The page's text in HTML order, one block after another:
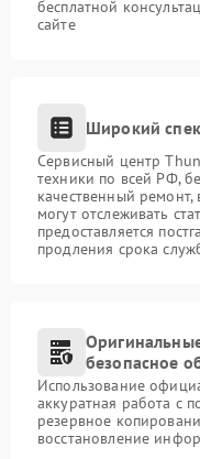
бесплатной
сайте
Широкий
Сервисный центр
техники по всей РФ,
качественный
могут отслеживать
предоставляется
продления срока
безопасное
Использование
аккуратная работа с
резервное
восстановление